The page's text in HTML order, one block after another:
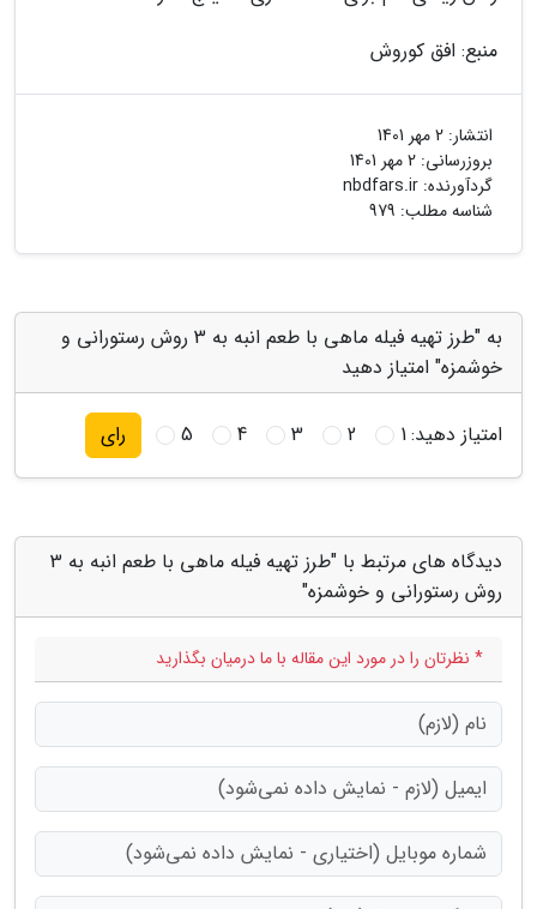
منبع: افق کوروش
انتشار: 2 مهر 1401
بروزرسانی: 2 مهر 1401
گردآورنده: nbdfars.ir
شناسه مطلب: 979
به "طرز تهیه فیله ماهی با طعم انبه به 3 روش رستورانی و
خوشمزه" امتیاز دهید
امتیاز دهید:1
2
3
4
5 رای
دیدگاه های مرتبط با "طرز تهیه فیله ماهی با طعم انبه به 3
روش رستورانی و خوشمزه"
* نظرتان را در مورد این مقاله با ما درمیان بگذارید